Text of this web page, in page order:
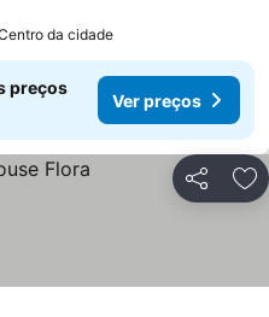
da cidade
preços
Ver preços
Partilhar